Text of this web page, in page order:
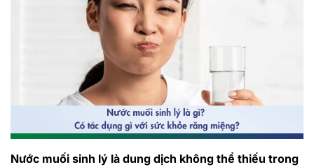
Nước muối sinh lý là dung dịch không thể thiếu trong